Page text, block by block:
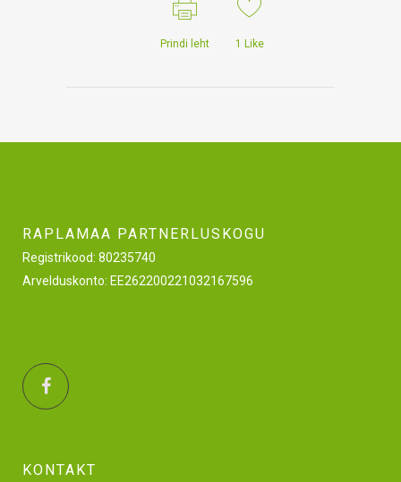
Prindi leht 1 Like
RAPLAMAA PARTNERLUSKOGU
Registrikood: 80235740
Arvelduskonto: EE262200221032167596
KONTAKT